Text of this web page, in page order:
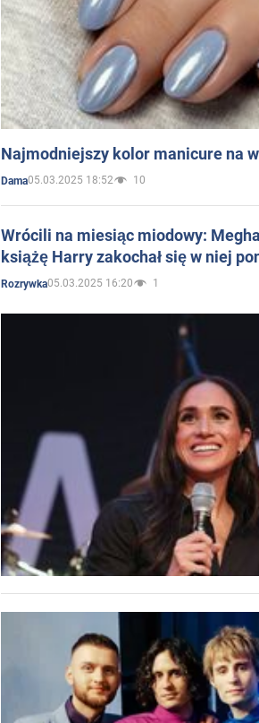
Najmodniejszy kolor manicure na
Dama05.03.2025 18:52 10
Wrócili na miesiąc miodowy:
książę Harry zakochał się w niej
Rozrywka05.03.2025 16:20 1